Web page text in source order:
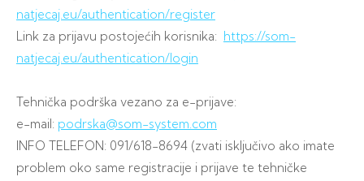
natjecaj.eu/authentication/register
Link za prijavu postojećih korisnika: https://som-
natjecaj.eu/authentication/login
Tehnička podrška vezano za e-prijave:
e-mail: podrska@som-system.com
INFO TELEFON: 091/618-8694 (zvati isključivo ako imate
problem oko same registracije i prijave te tehničke